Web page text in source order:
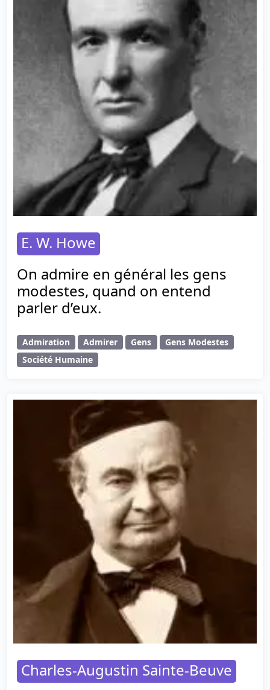
E. W. Howe
On admire en général les gens
modestes, quand on entend
parler d’eux.
Admiration Admirer Gens
Gens Modestes
Société Humaine
Charles-Augustin Sainte-Beuve